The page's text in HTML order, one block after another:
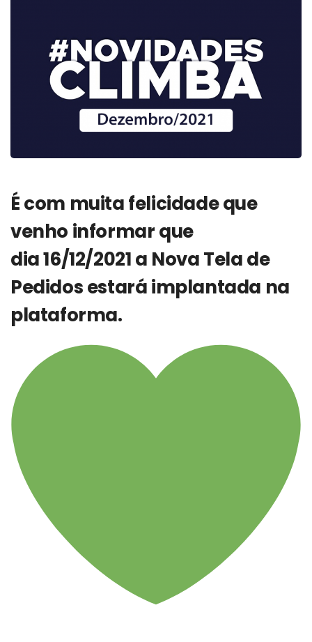
É com muitafelicidadeque
venho informar que
dia16/12/2021a Nova Tela de
Pedidosestaráimplantada na
plataforma.